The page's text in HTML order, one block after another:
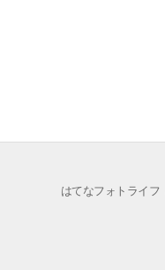
はてなフォトライフ